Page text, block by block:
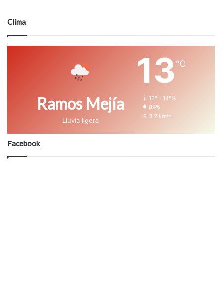
Clima
Ramos Mejía
Lluvia ligera
13 ℃
12º - 14º%
89%
3.2 km/h
Facebook